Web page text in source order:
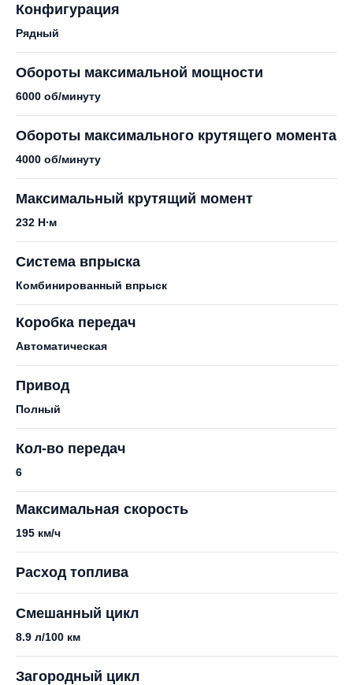
Конфигурация
Рядный
Обороты максимальной мощности
6000 об/минуту
Обороты максимального крутящего момента
4000 об/минуту
Максимальный крутящий момент
232 Н∙м
Система впрыска
Комбинированный впрыск
Коробка передач
Автоматическая
Привод
Полный
Кол-во передач
6
Максимальная скорость
195 км/ч
Расход топлива
Смешанный цикл
8.9 л/100 км
Загородный цикл